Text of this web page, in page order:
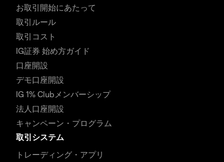
お取引開始にあたって
取引ルール
取引コスト
IG証券 始め方ガイド
口座開設
デモ口座開設
IG 1% Clubメンバーシップ
法人口座開設
キャンペーン・プログラム
取引システム
トレーディング・アプリ